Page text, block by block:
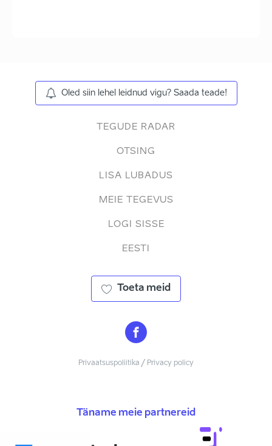
Oled siin lehel leidnud vigu? Saada teade!
TEGUDE RADAR
OTSING
LISA LUBADUS
MEIE TEGEVUS
LOGI SISSE
EESTI
Toeta meid
Privaatsuspoliitika / Privacy policy
Täname meie partnereid